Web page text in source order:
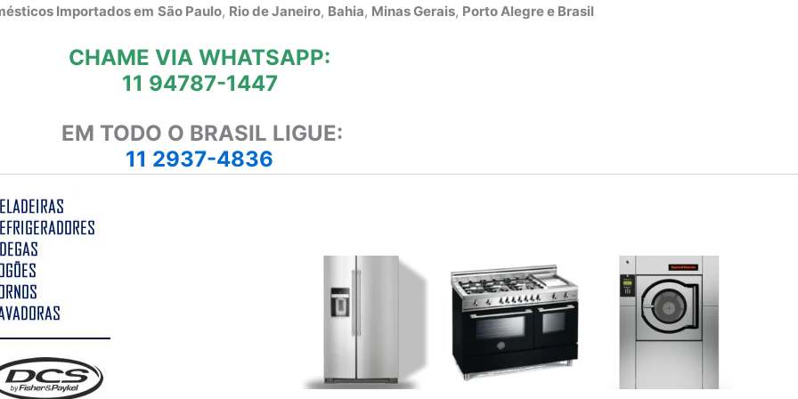
Importados em São Paulo, Rio de Janeiro, Bahia, Minas Gerais, Porto Alegre e Brasil
CHAME VIA WHATSAPP:
11 94787-1447
EM TODO O BRASIL LIGUE:
11 2937-4836